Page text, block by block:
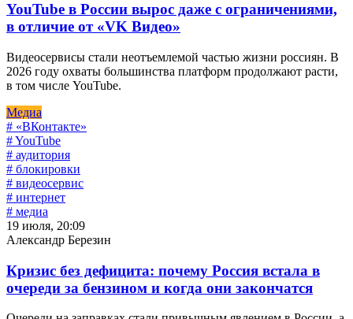
YouTube в России вырос даже с ограничениями,
в отличие от «VK Видео»
Видеосервисы стали неотъемлемой частью жизни россиян. В
2026 году охваты большинства платформ продолжают расти,
в том числе YouTube.
Медиа
# «ВКонтакте»
# YouTube
# аудитория
# блокировки
# видеосервис
# интернет
# медиа
19 июля, 20:09
Александр Березин
Кризис без дефицита: почему Россия встала в
очереди за бензином и когда они закончатся